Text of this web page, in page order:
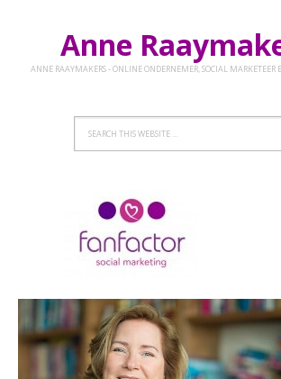
Anne
ANNE RAAYMAKERS - ONLINE ONDERNEMER, SOCIAL MARKETEER